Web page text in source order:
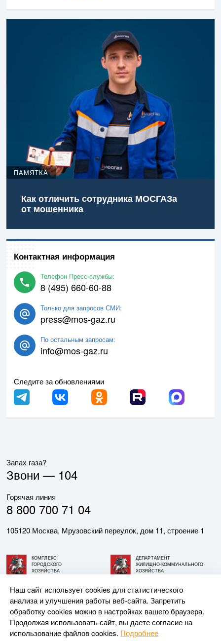
ПАМЯТКА
Как отличить сотрудника МОСГАЗа
от мошенника
Контактная информация
Телефон Пресс-службы:
8 (495) 660-60-88
Только для запросов СМИ:
press@mos-gaz.ru
По остальным запросам:
info@mos-gaz.ru
Следите за обновлениями
Запах газа?
Звони — 104
Горячая линия
8 800 700 71 04
105120 Москва, Мрузовский переулок, дом 11, строение 1
КОМПЛЕКС
ГОРОДСКОГО
ХОЗЯЙСТВА
ДЕПАРТАМЕНТ
ЖИЛИЩНО-КОММУНАЛЬНОГО
ХОЗЯЙСТВА
© АО «МОСГАЗ», 2026. При использовании материалов
ссылка на сайт обязательна.
Разработка и поддержка —Upriver
Наш сайт использует cookies для статистического
анализа и улучшения работы веб-сайта. Запретить
обработку cookies можно в настройках вашего браузера.
Продолжая использовать сайт, вы даете согласие на
использование файлов cookies. Подробнее